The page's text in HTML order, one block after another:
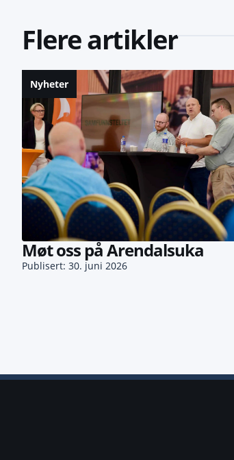
Flere artikler
Nyheter
Møt oss på Arendalsuka
Publisert: 30. juni 2026